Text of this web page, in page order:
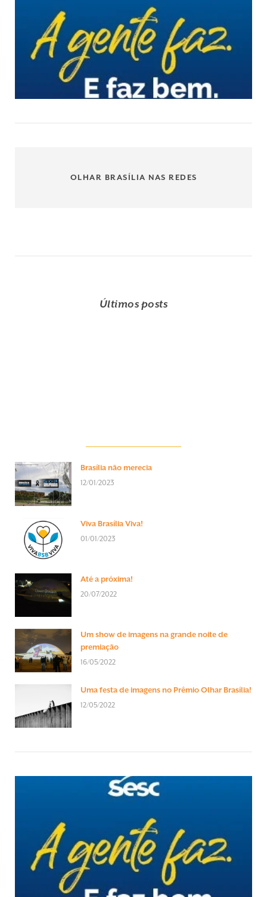
OLHAR BRASÍLIA NAS REDES
Últimos posts
Brasília não merecia
12/01/2023
Viva Brasília Viva!
01/01/2023
Até a próxima!
20/07/2022
Um show de imagens na grande noite de
premiação
16/05/2022
Uma festa de imagens no Prêmio Olhar Brasília!
12/05/2022